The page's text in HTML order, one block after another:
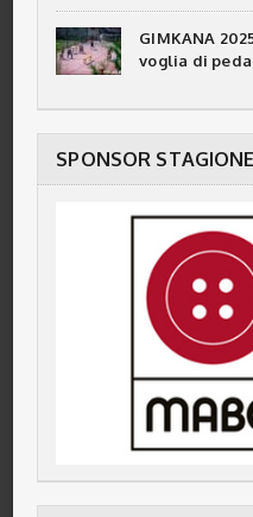
GIMKANA
voglia di
SPONSOR